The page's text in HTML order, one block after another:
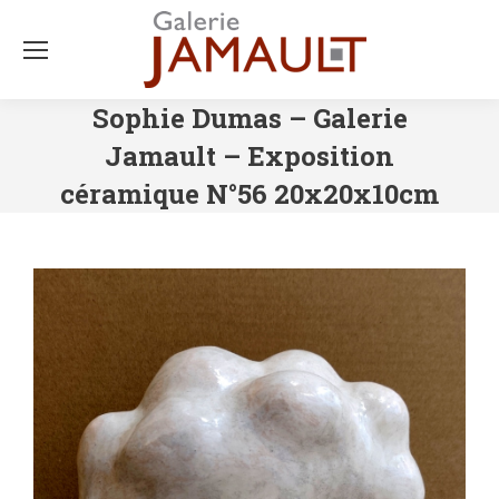
Sophie Dumas – Galerie
Jamault – Exposition
céramique N°56 20x20x10cm